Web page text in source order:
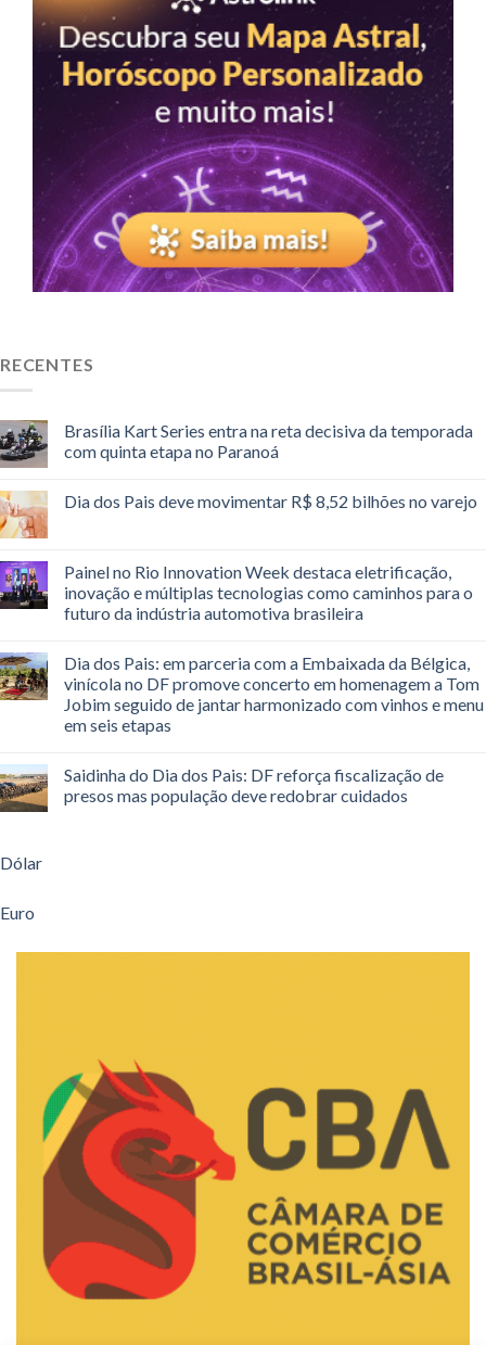
RECENTES
Brasília Kart Series entra na reta decisiva da temporada
com quinta etapa no Paranoá
Dia dos Pais deve movimentar R$ 8,52 bilhões no varejo
Painel no Rio Innovation Week destaca eletrificação,
inovação e múltiplas tecnologias como caminhos para o
futuro da indústria automotiva brasileira
Dia dos Pais: em parceria com a Embaixada da Bélgica,
vinícola no DF promove concerto em homenagem a Tom
Jobim seguido de jantar harmonizado com vinhos e menu
em seis etapas
Saidinha do Dia dos Pais: DF reforça fiscalização de
presos mas população deve redobrar cuidados
Dólar
Euro